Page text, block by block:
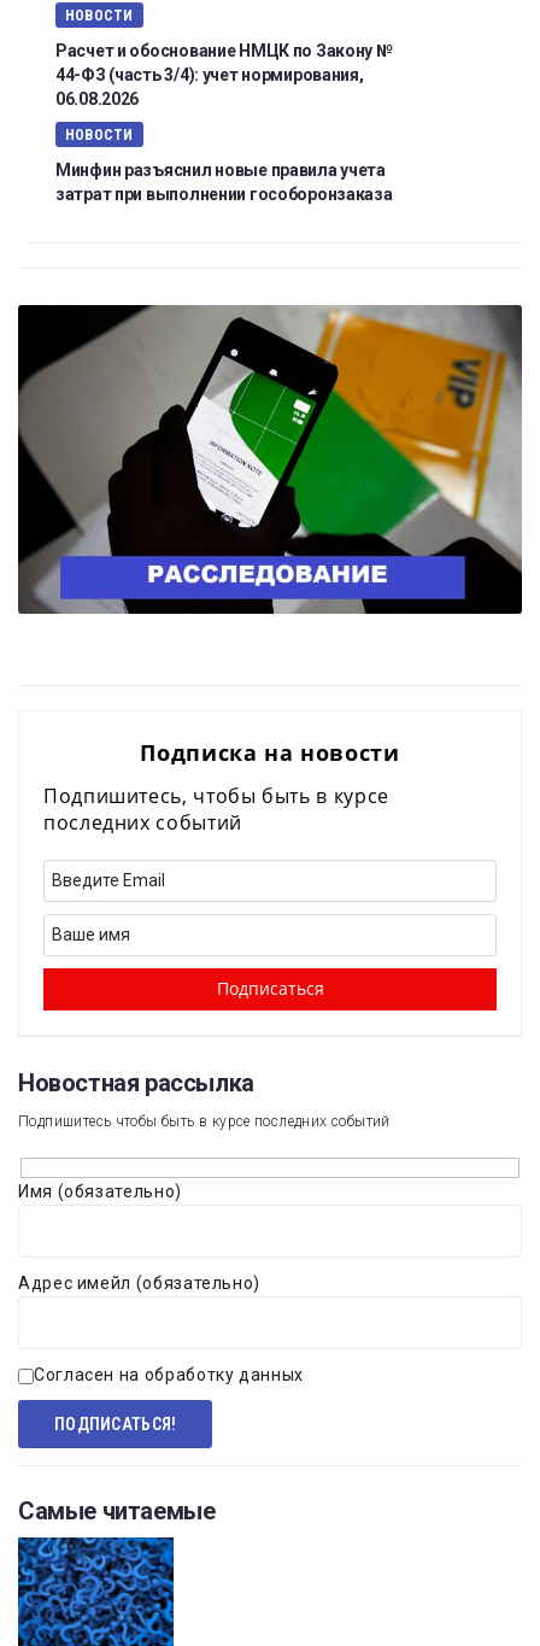
НОВОСТИ
Расчет и обоснование НМЦК по Закону №
44-ФЗ (часть 3/4): учет нормирования,
06.08.2026
НОВОСТИ
Минфин разъяснил новые правила учета
затрат при выполнении гособоронзаказа
Подписка на новости
Подпишитесь, чтобы быть в курсе
последних событий
Новостная рассылка​
Подпишитесь чтобы быть в курсе последних событий
Имя (обязательно)
Адрес имейл (обязательно)
Согласен на обработку данных
Самые читаемые